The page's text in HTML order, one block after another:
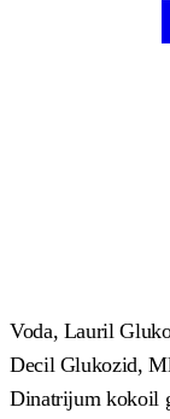
Voda, Lauril
Decil Glukozid,
Dinatrijum kokoil